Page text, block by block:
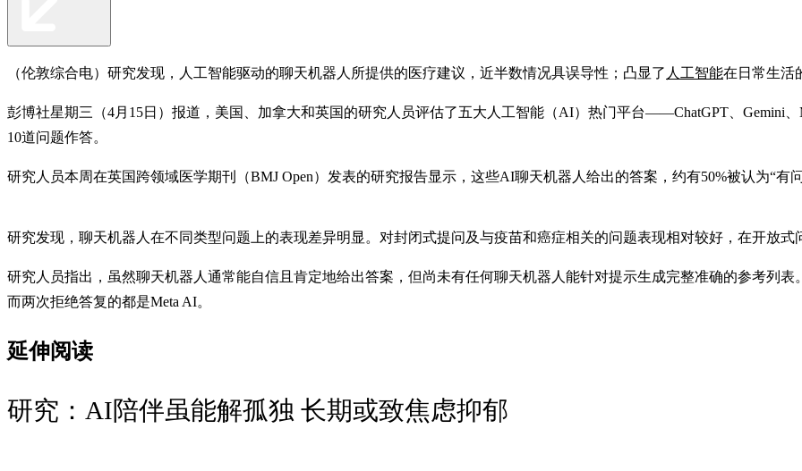
（伦敦综合电）研究发现，人工智能驱动的聊天机器人所提供的医疗建议，近半数情况具误导性；凸显了 人工智能在日常生活
彭博社星期三（4月15日）报道，美国、加拿大和英国的研究人员评估了五大人工智能（AI）热门平台——ChatGPT、Gemini、
10道问题作答。
研究人员本周在英国跨领域医学期刊（BMJ Open）发表的研究报告显示，这些AI聊天机器人给出的答案，约有50%被认为“有
研究发现，聊天机器人在不同类型问题上的表现差异明显。对封闭式提问及与疫苗和癌症相关的问题表现相对较好，在开放
研究人员指出，虽然聊天机器人通常能自信且肯定地给出答案，但尚未有任何聊天机器人能针对提示生成完整准确的参考列
而两次拒绝答复的都是Meta AI。
延伸阅读
研究：AI陪伴虽能解孤独 长期或致焦虑抑郁